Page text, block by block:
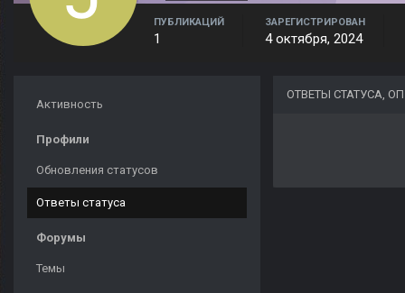
ПУБЛИКАЦИЙ
1
ЗАРЕГИСТРИРОВАН
4 октября, 2024
Активность
Профили
Обновления статусов
Ответы статуса
Форумы
Темы
ОТВЕТЫ СТАТУСА,